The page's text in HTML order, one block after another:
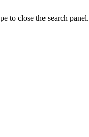
to close the search panel.